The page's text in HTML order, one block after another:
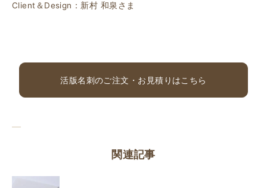
Client＆Design：新村 和泉さま
活版名刺のご注文・お見積りはこちら
関連記事